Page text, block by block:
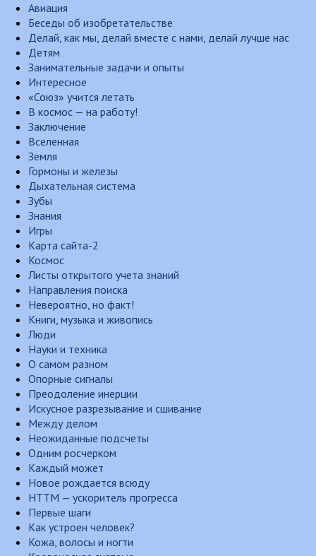
Авиация
Беседы об изобретательстве
Делай, как мы, делай вместе с нами, делай лучше нас
Детям
Занимательные задачи и опыты
Интересное
«Союз» учится летать
В космос — на работу!
Заключение
Вселенная
Земля
Гормоны и железы
Дыхательная система
Зубы
Знания
Игры
Карта сайта-2
Космос
Листы открытого учета знаний
Направления поиска
Невероятно, но факт!
Книги, музыка и живопись
Люди
Науки и техника
О самом разном
Опорные сигналы
Преодоление инерции
Искусное разрезывание и сшивание
Между делом
Неожиданные подсчеты
Одним росчерком
Каждый может
Новое рождается всюду
НТТМ — ускоритель прогресса
Первые шаги
Как устроен человек?
Кожа, волосы и ногти